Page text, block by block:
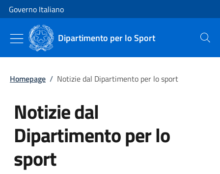
Vai al contenuto
Vai alla navigazione del sito
Governo Italiano
Dipartimento per lo Sport Cerca
Homepage / Notizie dal Dipartimento per lo sport
Notizie dal
Dipartimento per lo
sport